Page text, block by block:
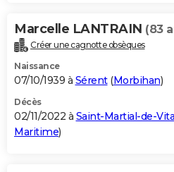
Marcelle LANTRAIN (83
Créer une cagnotte obsèques
Naissance
07/10/1939 à Sérent(Morbihan)
Décès
02/11/2022 à Saint-Martial-de-
Maritime)